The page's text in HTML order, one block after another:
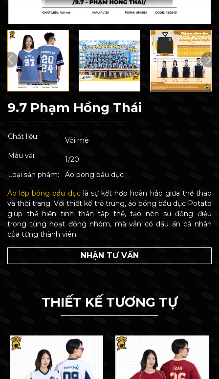
9.7 Phạm Hồng Thái
Chất liệu:
Vải mè
Màu vải:
1/20
Loại sản phẩm:
Áo bóng bầu dục
Áo lớp bóng bầu dụclà sự kết hợp hoàn hảo giữa thể thao
và thời trang. Với thiết kế trẻ trung, áo bóng bầu dục Potato
giúp thể hiện tinh thần tập thể, tạo nên sự đồng điệu
trong từng hoạt động nhóm, mà vẫn có dấu ấn cá nhân
của từng thành viên.
NHẬN TƯ VẤN
THIẾT KẾ TƯƠNG TỰ